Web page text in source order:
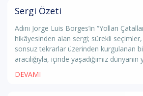
Sergi Özeti
Adını Jorge Luis Borges’in “Yolları
hikâyesinden alan sergi; sürekli seçimler,
sonsuz tekrarlar üzerinden kurgulanan
aracılığıyla, içinde yaşadığımız
DEVAMI